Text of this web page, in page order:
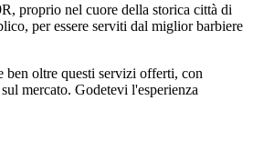
proprio nel cuore della storica città di
per essere serviti dal miglior barbiere
oltre questi servizi offerti, con
mercato. Godetevi l'esperienza